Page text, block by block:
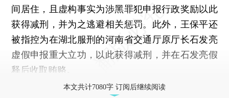
间居住，且虚构事实为涉黑罪犯申报行政奖励以此
获得减刑，并为之逃避相关惩罚。此外，王保平还
被指控为在湖北服刑的河南省交通厅原厅长石发亮
虚假申报重大立功，以此获得减刑，并在石发亮假
释后收取贿赂。
本文共计7080字 订阅后继续阅读